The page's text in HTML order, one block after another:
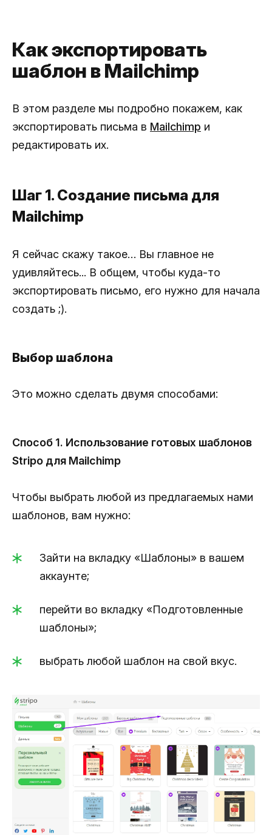
Как экспортировать
шаблон в Mailchimp
В этом разделе мы подробно покажем, как
экспортировать письма в Mailchimp и
редактировать их.
Шаг 1. Создание письма для
Mailchimp
Я сейчас скажу такое… Вы главное не
удивляйтесь... В общем, чтобы куда-то
экспортировать письмо, его нужно для начала
создать ;).
Выбор шаблона
Это можно сделать двумя способами:
Способ 1. Использование готовых шаблонов
Stripo для Mailchimp
Чтобы выбрать любой из предлагаемых нами
шаблонов, вам нужно:
Зайти на вкладку «Шаблоны» в вашем
аккаунте;
перейти во вкладку «Подготовленные
шаблоны»;
выбрать любой шаблон на свой вкус.